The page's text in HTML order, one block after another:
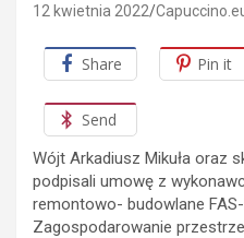
12 kwietnia 2022
Share Pin it
Send
Wójt Arkadiusz Mikuła oraz
podpisali umowę z
remontowo- budowlane
Zagospodarowanie